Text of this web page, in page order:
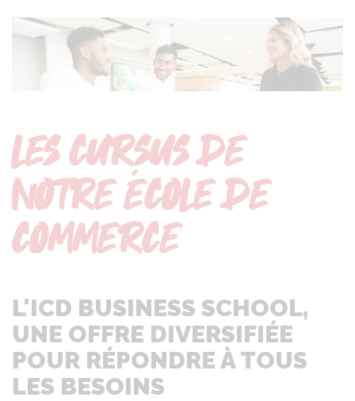
LES CURSUS DE
NOTRE ÉCOLE DE
COMMERCE
L'ICD BUSINESS SCHOOL,
UNE OFFRE DIVERSIFIÉE
POUR RÉPONDRE À TOUS
LES BESOINS